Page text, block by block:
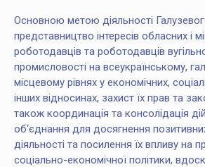
Основною метою дiяльностi
представництво інтересів обласних і
роботодавців та роботодавців
промисловості на всеукраїнському,
місцевому рівнях у економічних,
інших відносинах, захист їх прав та
також координація та консолідація
об‘єднання для досягнення позитивних
діяльності та посилення їх впливу на
соціально-економічної політики,